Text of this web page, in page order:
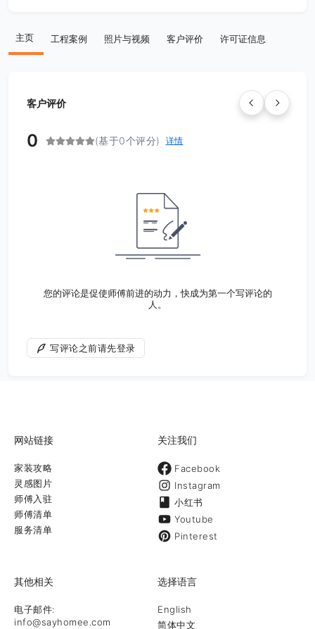
主页 工程案例 照片与视频 客户评价 许可证信息
客户评价
0 (基于0个评分) 详情
您的评论是促使师傅前进的动力，快成为第一个写评论的
人。
写评论之前请先登录
网站链接
家装攻略
灵感图片
师傅入驻
师傅清单
服务清单
关注我们
Facebook
Instagram
小红书
Youtube
Pinterest
其他相关
电子邮件:
info@sayhomee.com
选择语言
English
简体中文